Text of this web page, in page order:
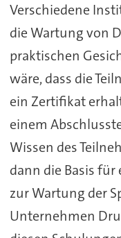
Verschiedene
die Wartung von
praktischen
wäre, dass die
ein Zertifikat
einem
Wissen des
dann die Basis
zur Wartung der
Unternehmen